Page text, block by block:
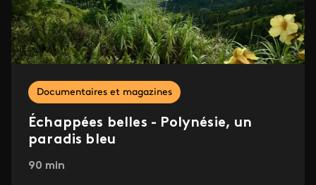
Documentaires et magazines
Échappées belles - Polynésie, un
paradis bleu
90 min